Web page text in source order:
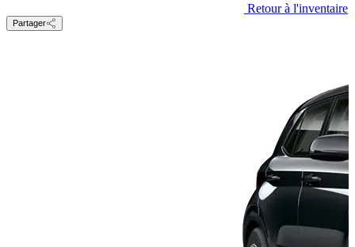
Retour à l'inventaire
Partager